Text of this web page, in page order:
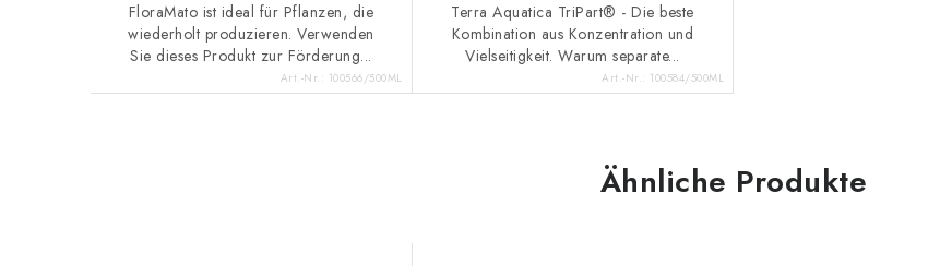
FloraMato ist ideal für Pflanzen, die
wiederholt produzieren. Verwenden
Sie dieses Produkt zur Förderung...
Art.-Nr.: 100566/500ML
Terra Aquatica TriPart® - Die beste
Kombination aus Konzentration und
Vielseitigkeit. Warum separate...
Art.-Nr.: 100584/500ML
Ähnliche Produkte